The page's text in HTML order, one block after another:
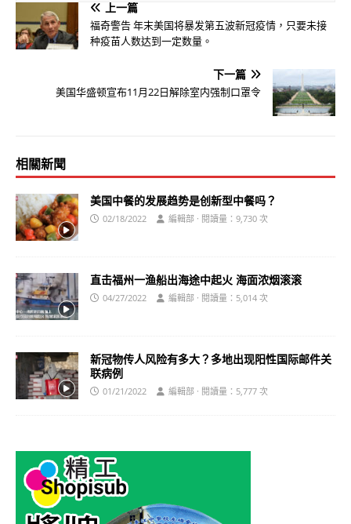
上一篇
福奇警告 年末美国将暴发第五波新冠疫情，只要未接
种疫苗人数达到一定数量。
下一篇
美国华盛顿宣布11月22日解除室内强制口罩令
相關新聞
美国中餐的发展趋势是创新型中餐吗？
02/18/2022 編輯部 · 閱讀量：9,730 次
直击福州一渔船出海途中起火 海面浓烟滚滚
04/27/2022 編輯部 · 閱讀量：5,014 次
新冠物传人风险有多大？多地出现阳性国际邮件关
联病例
01/21/2022 編輯部 · 閱讀量：5,777 次